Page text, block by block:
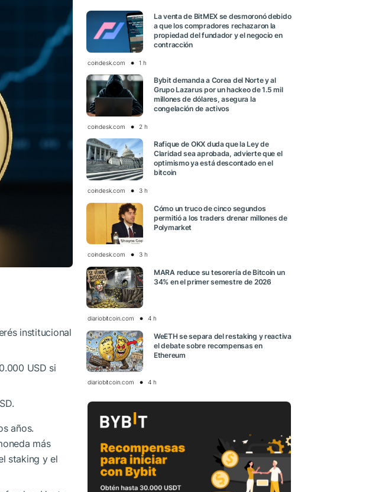
institucional
USD si
años.
más
staking y el
La venta de BitMEX se desmoronó debido
a que los compradores rechazaron la
propiedad del fundador y el negocio en
contracción
coindesk.com 1 h
Bybit demanda a Corea del Norte y al
Grupo Lazarus por un hackeo de 1.5 mil
millones de dólares, asegura la
congelación de activos
coindesk.com 2 h
Rafique de OKX duda que la Ley de
Claridad sea aprobada, advierte que el
optimismo ya está descontado en el
bitcoin
coindesk.com 3 h
Cómo un truco de cinco segundos
permitió a los traders drenar millones de
Polymarket
coindesk.com 3 h
MARA reduce su tesorería de Bitcoin un
34% en el primer semestre de 2026
diariobitcoin.com 4 h
WeETH se separa del restaking y reactiva
el debate sobre recompensas en
Ethereum
diariobitcoin.com 4 h